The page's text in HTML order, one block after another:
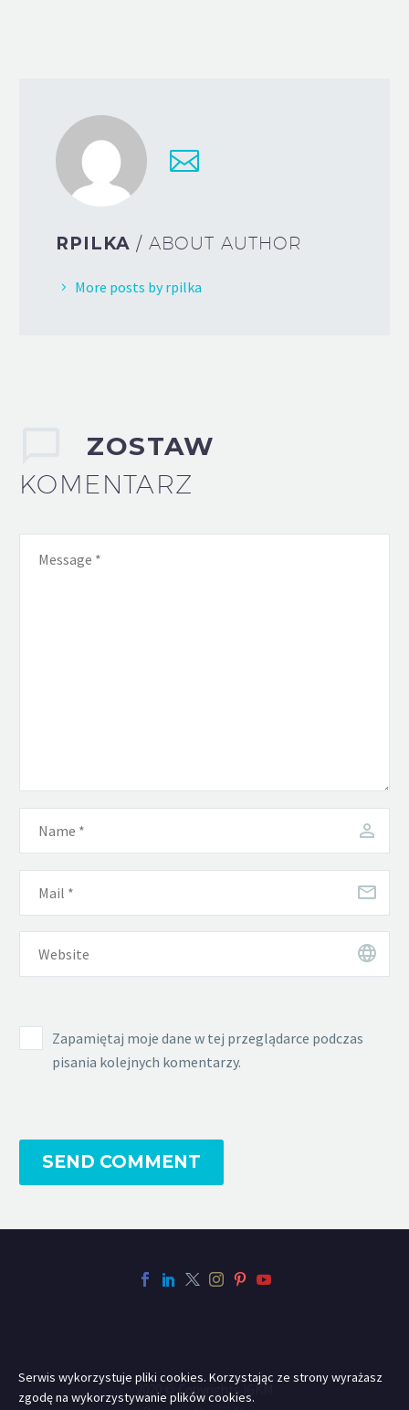
RPILKA / ABOUT AUTHOR
More posts by rpilka
ZOSTAW
KOMENTARZ
Zapamiętaj moje dane w tej przeglądarce podczas
pisania kolejnych komentarzy.
SEND COMMENT
2020 © Copyrights IGKM
Serwis wykorzystuje pliki cookies. Korzystając ze strony wyrażasz
zgodę na wykorzystywanie plików cookies.